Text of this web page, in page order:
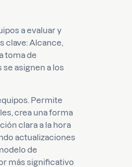
a evaluar y
clave: Alcance,
toma de
asignen a los
Permite
crea una forma
clara a la hora
actualizaciones
de
más significativo